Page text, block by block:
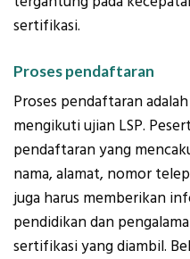
sertifikasi.
Proses pendaftaran
Proses pendaftaran
mengikuti ujian LSP.
pendaftaran yang
nama, alamat, nomor
juga harus memberikan
pendidikan dan
sertifikasi yang diambil.